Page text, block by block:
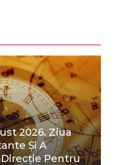
2026. Ziua
Și A
Pentru